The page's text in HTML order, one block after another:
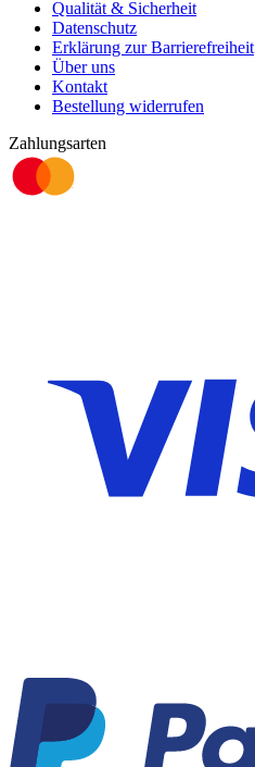
Qualität & Sicherheit
Datenschutz
Erklärung zur Barrierefreiheit
Über uns
Kontakt
Bestellung widerrufen
Zahlungsarten